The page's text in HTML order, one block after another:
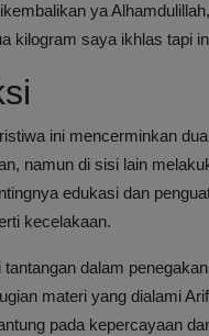
ya
kilogram saya ikhlas tapi
ini mencerminkan
namun di sisi lain
edukasi dan
kecelakaan.
dalam
materi yang dialami
pada kepercayaan